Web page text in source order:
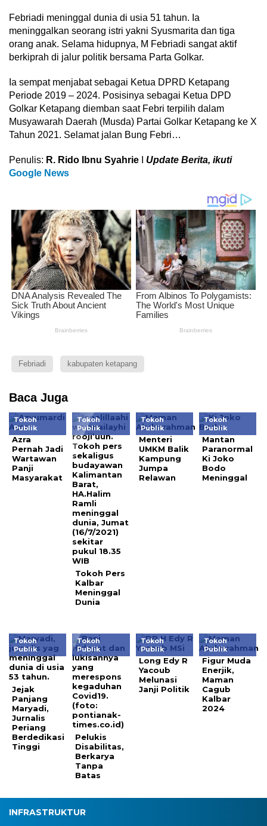
Febriadi meninggal dunia di usia 51 tahun. Ia
meninggalkan seorang istri yakni Syusmarita dan tiga
orang anak. Selama hidupnya, M Febriadi sangat aktif
berkiprah di jalur politik bersama Parta Golkar.
Ia sempat menjabat sebagai Ketua DPRD Ketapang
Periode 2019 – 2024. Posisinya sebagai Ketua DPD
Golkar Ketapang diemban saat Febri terpilih dalam
Musyawarah Daerah (Musda) Partai Golkar Ketapang ke X
Tahun 2021. Selamat jalan Bung Febri…
Penulis: R. Rido Ibnu Syahrie
Update Berita, ikuti
Google News
Febriadi kabupaten ketapang
Baca Juga
Tokoh
Publik
Azra
Pernah Jadi
Wartawan
Panji
Masyarakat
Tokoh
Publik
Tokoh Pers
Kalbar
Meninggal
Dunia
Tokoh
Publik
Menteri
UMKM Balik
Kampung
Jumpa
Relawan
Tokoh
Publik
Mantan
Paranormal
Ki Joko
Bodo
Meninggal
Tokoh
Publik
Jejak
Panjang
Maryadi,
Jurnalis
Periang
Berdedikasi
Tinggi
Tokoh
Publik
Pelukis
Disabilitas,
Berkarya
Tanpa
Batas
Tokoh
Publik
Long Edy R
Yacoub
Melunasi
Janji Politik
Tokoh
Publik
Figur Muda
Enerjik,
Maman
Cagub
Kalbar
2024
INFRASTRUKTUR